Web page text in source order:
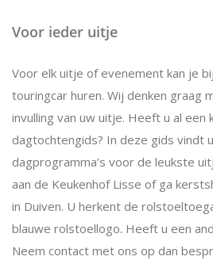
Voor ieder uitje
Voor elk uitje of evenement kan je
touringcar huren. Wij denken graag
invulling van uw uitje. Heeft u al een
dagtochtengids? In deze gids vindt
dagprogramma’s voor de leukste
aan de Keukenhof Lisse of ga
in Duiven. U herkent de
blauwe rolstoellogo. Heeft u een
Neem contact met ons op dan